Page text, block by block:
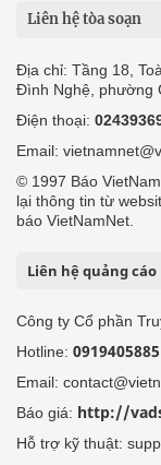
Liên hệ tòa soạn
Địa chỉ: Tầng 18,
Đình Nghệ, phường
Điện thoại:
Email:
© 1997 Báo
lại thông tin từ
báo VietNamNet.
Liên hệ quảng cáo
Công ty Cổ phần
Hotline:
Email:
Báo giá: http://
Hỗ trợ kỹ thuật: